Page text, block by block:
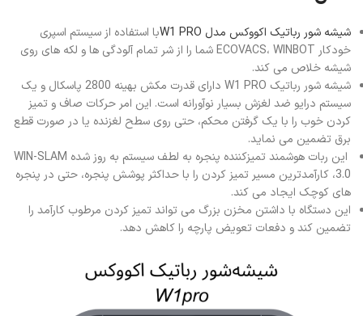
شیشه شور رباتیک اکووکس مدل W1 PRO
با استفاده از سیستم اسپری
خودکار ECOVACS، WINBOT شما را از شر تمام آلودگی ها و لکه های روی
شیشه خلاص می کند.
شیشه شور رباتیک W1 PRO دارای قدرت مکش بهینه 2800 پاسکال و یک
سیستم درایو ضد لغزش بسیار نوآورانه است. این امر حرکات صاف و تمیز
کردن خوب را با یک گرفتن محکم، حتی روی سطح لغزنده یا در صورت قطع
برق تضمین می نماید.
این ربات هوشمند تمیزکننده پنجره به لطف سیستم به روز شده WIN-SLAM
3.0، کارآمدترین مسیر تمیز کردن را با حداکثر پوشش پنجره، حتی در پنجره
های کوچک ایجاد می کند.
این دستگاه با داشتن مخزن بزرگ می تواند تمیز کردن مرطوب کارآمد را
تضمین کند و دفعات تعویض پارچه را کاهش دهد.